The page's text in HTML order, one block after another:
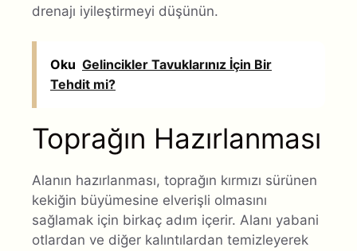
drenajı iyileştirmeyi düşünün.
Oku Gelincikler Tavuklarınız İçin Bir
Tehdit mi?
Toprağın Hazırlanması
Alanın hazırlanması, toprağın kırmızı sürünen
kekiğin büyümesine elverişli olmasını
sağlamak için birkaç adım içerir. Alanı yabani
otlardan ve diğer kalıntılardan temizleyerek